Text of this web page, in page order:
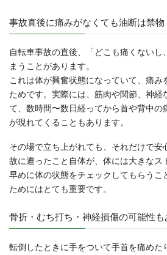
事故直後に痛みがなくても油断は禁物
自転車事故の直後、「どこも痛くないし
まうことがあります。
これは体が興奮状態になっていて、痛み
ためです。実際には、筋肉や関節、神経
て、数時間〜数日経ってから首や背中の
が現れてくることもあります。
その場で立ち上がれても、それだけで安
故に遭ったこと自体が、体には大きなス
早めに体の状態をチェックしてもらうこ
ためにはとても重要です。
骨折・むち打ち・神経損傷の可能性も
転倒したときに手をついて手首を痛めた